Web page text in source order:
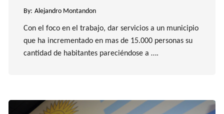
By: Alejandro Montandon
Con el foco en el trabajo, dar servicios a un municipio
que ha incrementado en mas de 15.000 personas su
cantidad de habitantes pareciéndose a ….